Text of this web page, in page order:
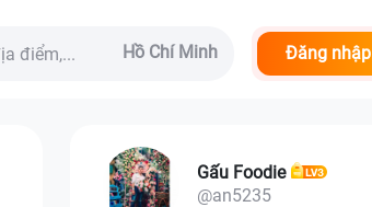
Đăng nhập
Hồ Chí Minh
Gấu Foodie
@an5235